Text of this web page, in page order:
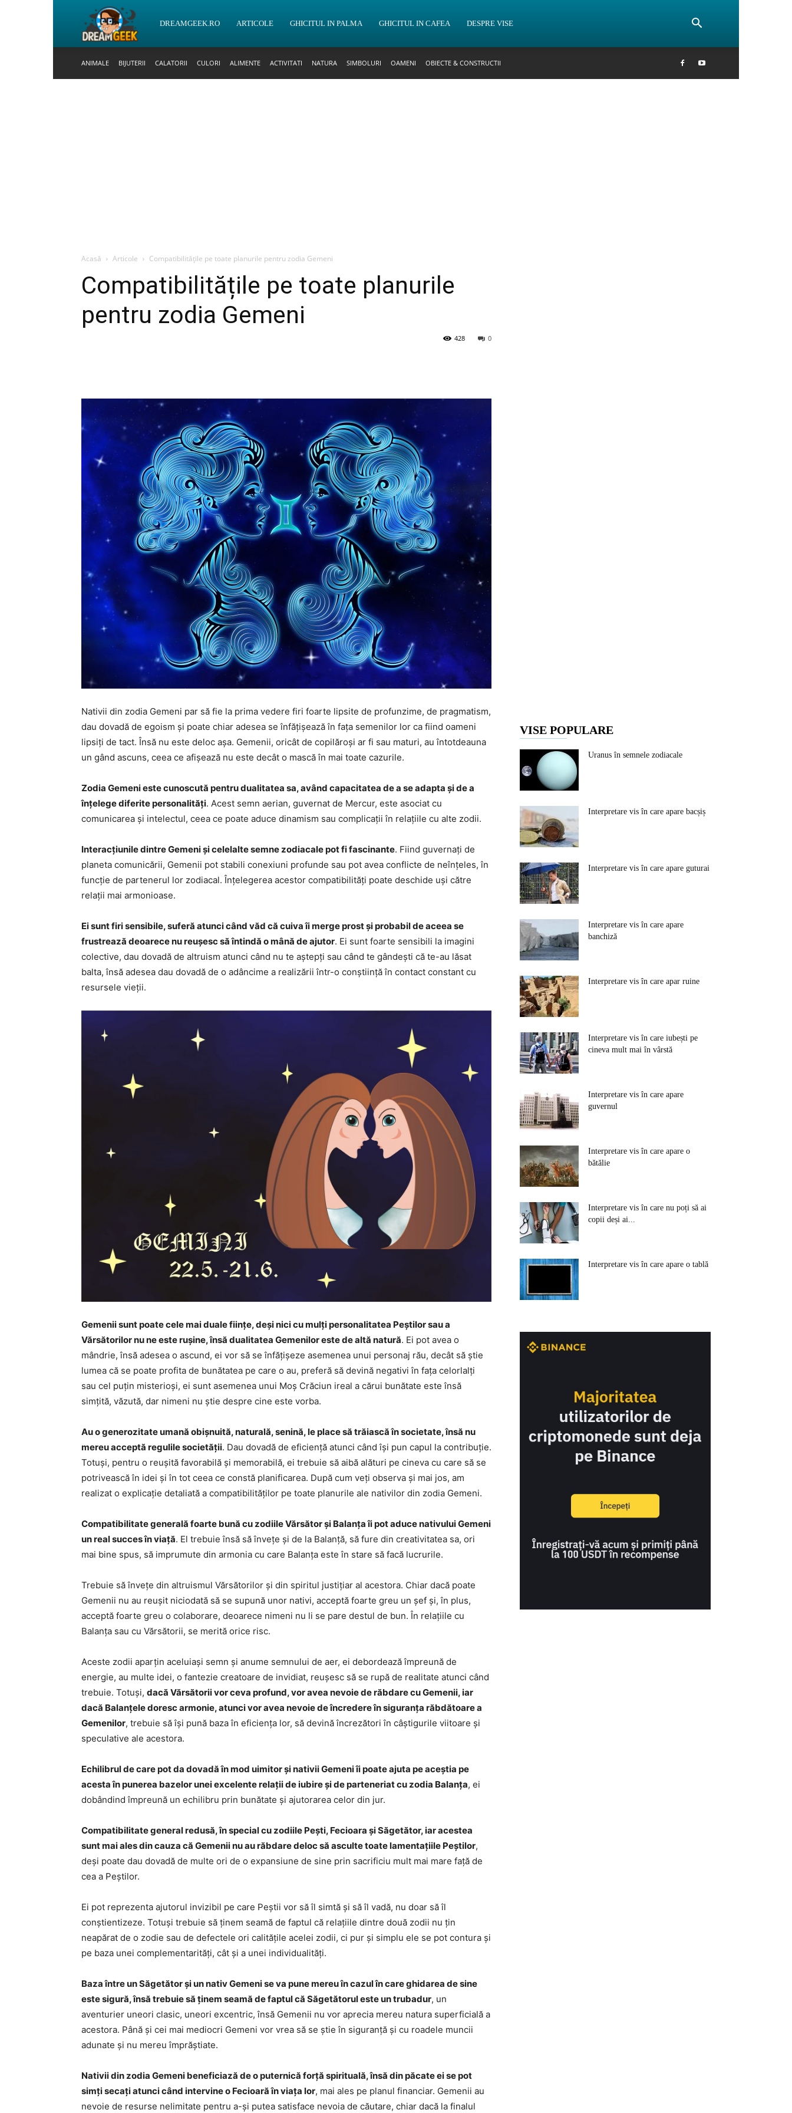
DreamGeek.ro
DREAMGEEK.RO ARTICOLE GHICITUL IN PALMA GHICITUL IN CAFEA DESPRE VISE
ANIMALE BIJUTERII CALATORII CULORI ALIMENTE ACTIVITATI NATURA SIMBOLURI OAMENI OBIECTE & CONSTRUCTII
Acasă Articole Compatibilitățile pe toate planurile pentru zodia Gemeni
Compatibilitățile pe toate planurile
pentru zodia Gemeni
0
428
Nativii din zodia Gemeni par să fie la prima vedere firi foarte lipsite de profunzime, de pragmatism,
dau dovadă de egoism și poate chiar adesea se înfățișează în fața semenilor lor ca fiind oameni
lipsiți de tact. Însă nu este deloc așa. Gemenii, oricât de copilăroși ar fi sau maturi, au întotdeauna
un gând ascuns, ceea ce afișează nu este decât o mască în mai toate cazurile.
Zodia Gemeni este cunoscută pentru dualitatea sa, având capacitatea de a se adapta și de a
înțelege diferite personalități. Acest semn aerian, guvernat de Mercur, este asociat cu
comunicarea și intelectul, ceea ce poate aduce dinamism sau complicații în relațiile cu alte zodii.
Interacțiunile dintre Gemeni și celelalte semne zodiacale pot fi fascinante. Fiind guvernați de
planeta comunicării, Gemenii pot stabili conexiuni profunde sau pot avea conflicte de neînțeles, în
funcție de partenerul lor zodiacal. Înțelegerea acestor compatibilități poate deschide uși către
relații mai armonioase.
Ei sunt firi sensibile, suferă atunci când văd că cuiva îi merge prost și probabil de aceea se
frustrează deoarece nu reușesc să întindă o mână de ajutor. Ei sunt foarte sensibili la imagini
colective, dau dovadă de altruism atunci când nu te aștepți sau când te gândești că te-au lăsat
balta, însă adesea dau dovadă de o adâncime a realizării într-o conștiință în contact constant cu
resursele vieții.
Gemenii sunt poate cele mai duale ființe, deși nici cu mulți personalitatea Peștilor sau a
Vărsătorilor nu ne este rușine, însă dualitatea Gemenilor este de altă natură. Ei pot avea o
mândrie, însă adesea o ascund, ei vor să se înfățișeze asemenea unui personaj rău, decât să știe
lumea că se poate profita de bunătatea pe care o au, preferă să devină negativi în fața celorlalți
sau cel puțin misterioși, ei sunt asemenea unui Moș Crăciun ireal a cărui bunătate este însă
simțită, văzută, dar nimeni nu știe despre cine este vorba.
Au o generozitate umană obișnuită, naturală, senină, le place să trăiască în societate, însă nu
mereu acceptă regulile societății. Dau dovadă de eficiență atunci când își pun capul la contribuție.
Totuși, pentru o reușită favorabilă și memorabilă, ei trebuie să aibă alături pe cineva cu care să se
potrivească în idei și în tot ceea ce constă planificarea. După cum veți observa și mai jos, am
realizat o explicație detaliată a compatibilităților pe toate planurile ale nativilor din zodia Gemeni.
Compatibilitate generală foarte bună cu zodiile Vărsător și Balanța îi pot aduce nativului Gemeni
un real succes în viață. El trebuie însă să învețe și de la Balanță, să fure din creativitatea sa, ori
mai bine spus, să imprumute din armonia cu care Balanța este în stare să facă lucrurile.
Trebuie să învețe din altruismul Vărsătorilor și din spiritul justițiar al acestora. Chiar dacă poate
Gemenii nu au reușit niciodată să se supună unor nativi, acceptă foarte greu un șef și, în plus,
acceptă foarte greu o colaborare, deoarece nimeni nu li se pare destul de bun. În relațiile cu
Balanța sau cu Vărsătorii, se merită orice risc.
Aceste zodii aparțin aceluiași semn și anume semnului de aer, ei debordează împreună de
energie, au multe idei, o fantezie creatoare de invidiat, reușesc să se rupă de realitate atunci când
trebuie. Totuși, dacă Vărsătorii vor ceva profund, vor avea nevoie de răbdare cu Gemenii, iar
dacă Balanțele doresc armonie, atunci vor avea nevoie de încredere în siguranța răbdătoare a
Gemenilor, trebuie să își pună baza în eficiența lor, să devină încrezători în câștigurile viitoare și
speculative ale acestora.
Echilibrul de care pot da dovadă în mod uimitor și nativii Gemeni îi poate ajuta pe aceștia pe
acesta în punerea bazelor unei excelente relații de iubire și de parteneriat cu zodia Balanța, ei
dobândind împreună un echilibru prin bunătate și ajutorarea celor din jur.
Compatibilitate general redusă, în special cu zodiile Pești, Fecioara și Săgetător, iar acestea
sunt mai ales din cauza că Gemenii nu au răbdare deloc să asculte toate lamentațiile Peștilor,
deși poate dau dovadă de multe ori de o expansiune de sine prin sacrificiu mult mai mare față de
cea a Peștilor.
Ei pot reprezenta ajutorul invizibil pe care Peștii vor să îl simtă și să îl vadă, nu doar să îl
conștientizeze. Totuși trebuie să ținem seamă de faptul că relațiile dintre două zodii nu țin
neapărat de o zodie sau de defectele ori calitățile acelei zodii, ci pur și simplu ele se pot contura și
pe baza unei complementarități, cât și a unei individualități.
Baza între un Săgetător și un nativ Gemeni se va pune mereu în cazul în care ghidarea de sine
este sigură, însă trebuie să ținem seamă de faptul că Săgetătorul este un trubadur, un
aventurier uneori clasic, uneori excentric, însă Gemenii nu vor aprecia mereu natura superficială a
acestora. Până și cei mai mediocri Gemeni vor vrea să se știe în siguranță și cu roadele muncii
adunate și nu mereu împrăștiate.
Nativii din zodia Gemeni beneficiază de o puternică forță spirituală, însă din păcate ei se pot
simți secați atunci când intervine o Fecioară în viața lor, mai ales pe planul financiar. Gemenii au
nevoie de resurse nelimitate pentru a-și putea satisface nevoia de căutare, chiar dacă la finalul
VISE POPULARE
Uranus în semnele zodiacale
Interpretare vis în care apare bacșiș
Interpretare vis în care apare guturai
Interpretare vis în care apare
banchiză
Interpretare vis în care apar ruine
Interpretare vis în care iubești pe
cineva mult mai în vârstă
Interpretare vis în care apare
guvernul
Interpretare vis în care apare o
bătălie
Interpretare vis în care nu poți să ai
copii deși ai...
Interpretare vis în care apare o tablă